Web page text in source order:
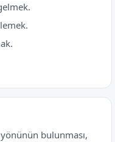
bulunması,